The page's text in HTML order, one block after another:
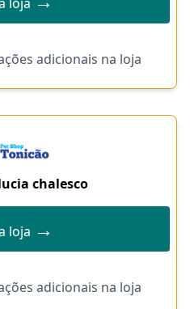
adicionais na loja
chalesco
loja →
adicionais na loja